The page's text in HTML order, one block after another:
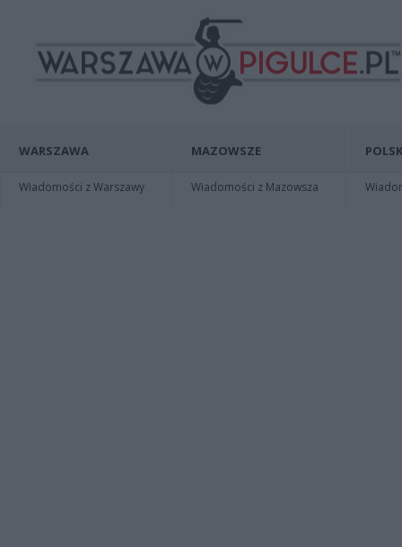
WARSZAWA
Wiadomości z Warszawy
MAZOWSZE
Wiadomości z Mazowsza